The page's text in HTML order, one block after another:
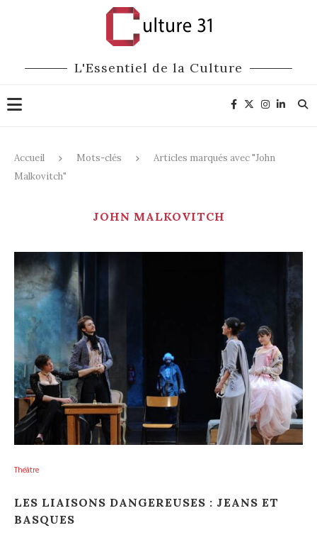
L'Essentiel de la Culture
Accueil Mots-clés
Articles marqués avec "John
Malkovitch"
JOHN MALKOVITCH
Théâtre
LES LIAISONS DANGEREUSES : JEANS ET
BASQUES